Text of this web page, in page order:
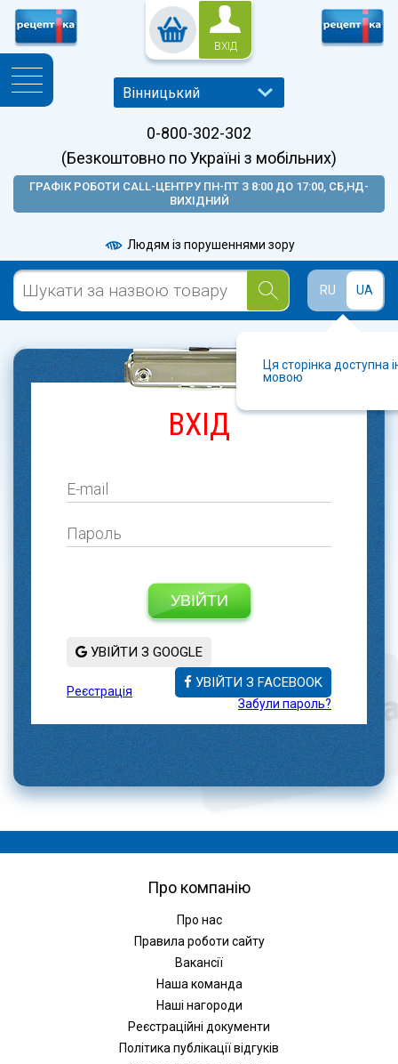
ВХІД
0-800-302-302
(Безкоштовно по Україні з мобільних)
ГРАФІК РОБОТИ CALL-ЦЕНТРУ ПН-ПТ З 8:00 ДО 17:00, СБ,НД-
ВИХІДНИЙ
Людям із порушеннями зору
RU UA
Ця сторінка доступна
мовою
ВХІД
УВІЙТИ
УВІЙТИ З GOOGLE
УВІЙТИ З FACEBOOK
Реєстрація
Забули пароль?
Про компанію
Про нас
Правила роботи сайту
Вакансії
Наша команда
Наші нагороди
Реєстраційні документи
Політика публікації відгуків